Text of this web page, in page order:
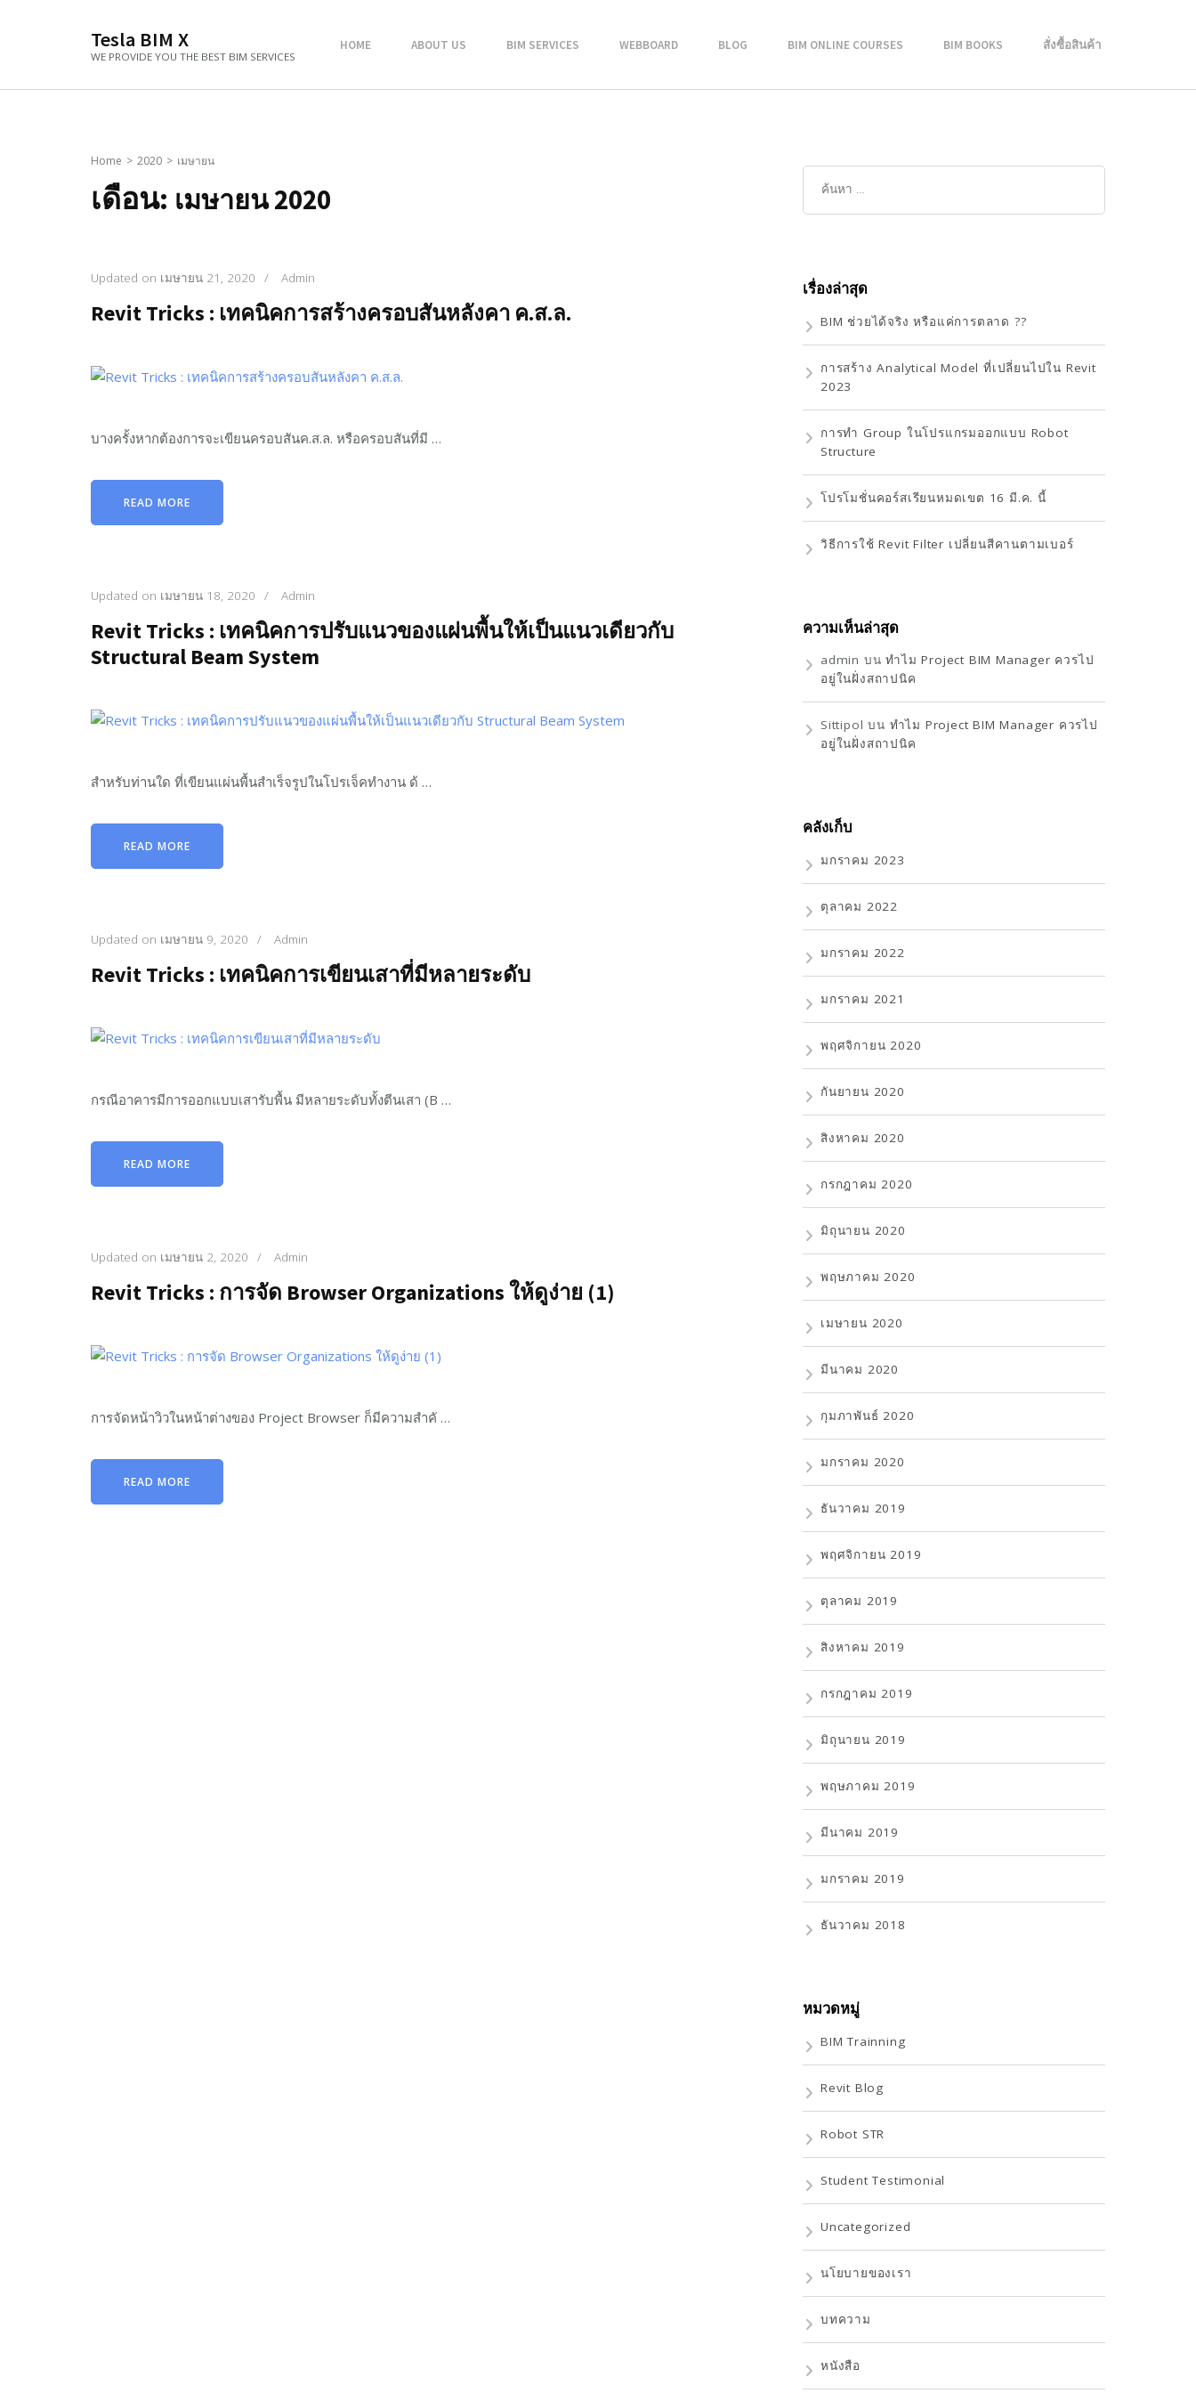
Tesla BIM X
WE PROVIDE YOU THE BEST BIM SERVICES
HOME ABOUT US BIM SERVICES WEBBOARD BLOG BIM ONLINE COURSES BIM BOOKS สั่งซื้อสินค้า
Home > 2020 > เมษายน
เดือน: เมษายน 2020
Updated on เมษายน 21, 2020 / Admin
Revit Tricks : เทคนิคการสร้างครอบสันหลังคา ค.ส.ล.
บางครั้งหากต้องการจะเขียนครอบสันค.ส.ล. หรือครอบสันที่มี …
READ MORE
Updated on เมษายน 18, 2020 / Admin
Revit Tricks : เทคนิคการปรับแนวของแผ่นพื้นให้เป็นแนวเดียวกับ
Structural Beam System
สำหรับท่านใด ที่เขียนแผ่นพื้นสำเร็จรูปในโปรเจ็คทำงาน ด้ …
READ MORE
Updated on เมษายน 9, 2020 / Admin
Revit Tricks : เทคนิคการเขียนเสาที่มีหลายระดับ
กรณีอาคารมีการออกแบบเสารับพื้น มีหลายระดับทั้งตีนเสา (B …
READ MORE
Updated on เมษายน 2, 2020 / Admin
Revit Tricks : การจัด Browser Organizations ให้ดูง่าย (1)
การจัดหน้าวิวในหน้าต่างของ Project Browser ก็มีความสำคั …
READ MORE
เรื่องล่าสุด
BIM ช่วยได้จริง หรือแค่การตลาด ??
การสร้าง Analytical Model ที่เปลี่ยนไปใน Revit
2023
การทำ Group ในโปรแกรมออกแบบ Robot
Structure
โปรโมชั่นคอร์สเรียนหมดเขต 16 มี.ค. นี้
วิธีการใช้ Revit Filter เปลี่ยนสีคานตามเบอร์
ความเห็นล่าสุด
admin บนทำไม Project BIM Manager ควรไป
อยู่ในฝั่งสถาปนิค
Sittipol บน ทำไม Project BIM Manager ควรไป
อยู่ในฝั่งสถาปนิค
คลังเก็บ
มกราคม 2023
ตุลาคม 2022
มกราคม 2022
มกราคม 2021
พฤศจิกายน 2020
กันยายน 2020
สิงหาคม 2020
กรกฎาคม 2020
มิถุนายน 2020
พฤษภาคม 2020
เมษายน 2020
มีนาคม 2020
กุมภาพันธ์ 2020
มกราคม 2020
ธันวาคม 2019
พฤศจิกายน 2019
ตุลาคม 2019
สิงหาคม 2019
กรกฎาคม 2019
มิถุนายน 2019
พฤษภาคม 2019
มีนาคม 2019
มกราคม 2019
ธันวาคม 2018
หมวดหมู่
BIM Trainning
Revit Blog
Robot STR
Student Testimonial
Uncategorized
นโยบายของเรา
บทความ
หนังสือ